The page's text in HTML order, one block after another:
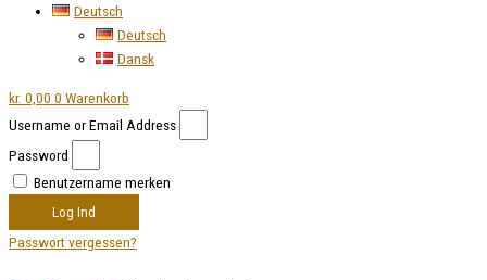
Deutsch
Deutsch
Dansk
kr. 0,00 0 Warenkorb
Username or Email Address
Password
Benutzername merken
Log Ind
Passwort vergessen?